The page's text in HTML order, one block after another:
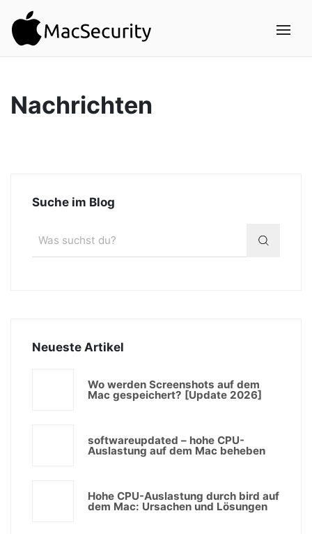
Nachrichten
Suche im Blog
Neueste Artikel
Wo werden Screenshots auf dem
Mac gespeichert? [Update 2026]
softwareupdated – hohe CPU-
Auslastung auf dem Mac beheben
Hohe CPU-Auslastung durch bird auf
dem Mac: Ursachen und Lösungen